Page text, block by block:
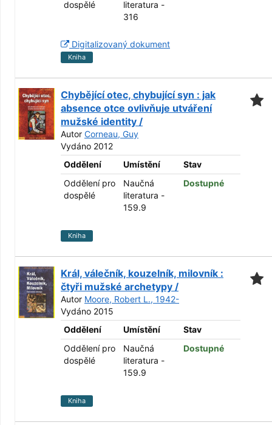
dospělé
literatura -
316
Digitalizovaný dokument
Kniha
Chybějící otec, chybující syn : jak
absence otce ovlivňuje utváření
mužské identity /
Autor Corneau, Guy
Vydáno 2012
Oddělení
Umístění
Stav
Oddělení pro
dospělé
Naučná
literatura -
159.9
Dostupné
Kniha
Král, válečník, kouzelník, milovník :
čtyři mužské archetypy /
Autor Moore, Robert L., 1942-
Vydáno 2015
Oddělení
Umístění
Stav
Oddělení pro
dospělé
Naučná
literatura -
159.9
Dostupné
Kniha